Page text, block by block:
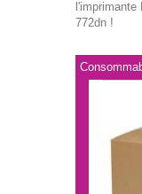
772dn !